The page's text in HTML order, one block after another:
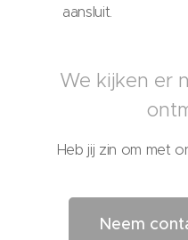
aansluit.
We kijken er
Heb jij zin om met
Neem